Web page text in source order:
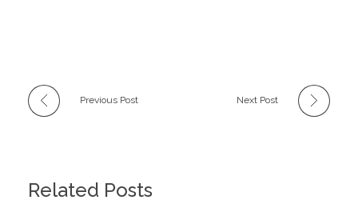
Assainissement
DICRIM
Previous Post Next Post
Related Posts